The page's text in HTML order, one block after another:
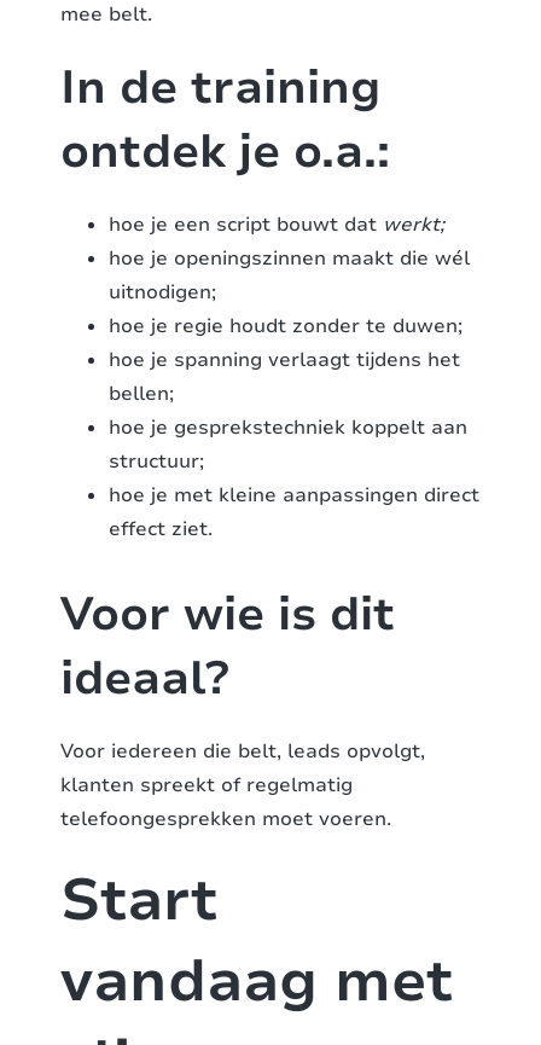
mee belt.
In de training
ontdek je o.a.:
hoe je een script bouwt dat werkt;
hoe je openingszinnen maakt die wél
uitnodigen;
hoe je regie houdt zonder te duwen;
hoe je spanning verlaagt tijdens het
bellen;
hoe je gesprekstechniek koppelt aan
structuur;
hoe je met kleine aanpassingen direct
effect ziet.
Voor wie is dit
ideaal?
Voor iedereen die belt, leads opvolgt,
klanten spreekt of regelmatig
telefoongesprekken moet voeren.
Start
vandaag met